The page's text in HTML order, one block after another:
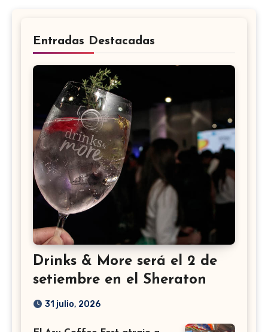
Entradas Destacadas
Drinks & More será el 2 de
setiembre en el Sheraton
31 julio, 2026